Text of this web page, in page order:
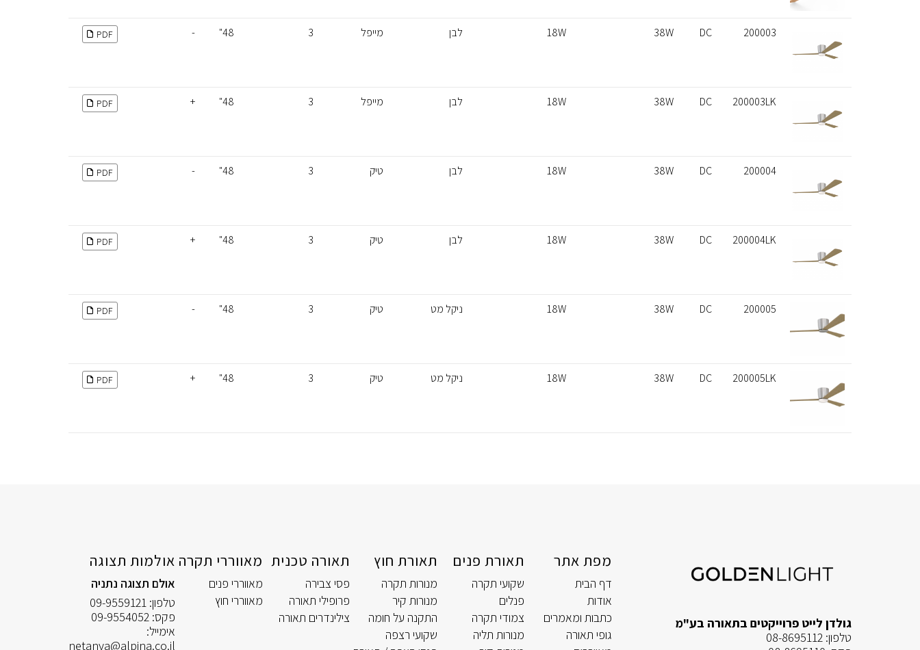
200003
DC
38W
18W לבן מייפל 3
48"
-
PDF
200003LK
DC
38W
18W לבן מייפל 3
48"
+
PDF
200004
DC
38W
18W לבן טיק 3
48"
-
PDF
200004LK
DC
38W
18W לבן טיק 3
48"
+
PDF
200005
DC
38W
18W ניקל מט טיק 3
48"
-
PDF
200005LK
DC
38W
18W ניקל מט טיק 3
48"
+
PDF
גולדן לייט פרוייקטים בתאורה בע"מ
טלפון: 08-8695112
מפת אתר
דף הבית
אודות
כתבות ומאמרים
גופי תאורה
תאורת פנים
שקועי תקרה
פנלים
צמודי תקרה
מנורות תליה
תאורת חוץ
מנורות תקרה
מנורות קיר
התקנה על חומה
שקועי רצפה
תאורה טכנית
פסי צבירה
פרופילי תאורה
צילינדרים תאורה
מאווררי תקרה
מאווררי פנים
מאווררי חוץ
אולמות תצוגה
אולם תצוגה נתניה
טלפון: 09-9559121
פקס: 09-9554052
אימייל:
netanya@alpina.co.il